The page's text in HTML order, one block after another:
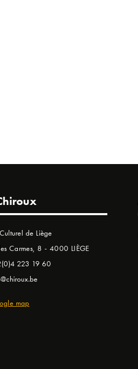
de Liège
Carmes, 8 - 4000 LIÈGE
223 19 60
map